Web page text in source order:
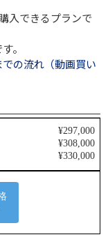
入できるプランで
。
の流れ（動画買い